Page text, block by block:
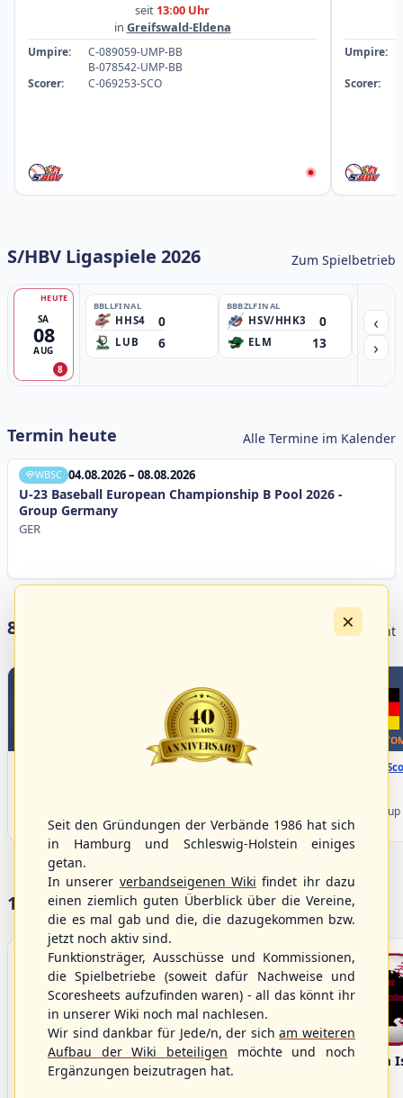
seit 13:00 Uhr
in Greifswald-Eldena
Umpire:
C-089059-UMP-BB
B-078542-UMP-BB
Scorer:
C-069253-SCO
Umpire:
Scorer:
S/HBV Ligaspiele 2026 Zum Spielbetrieb
SA
08
AUG
HEUTE
8
BBLLFINAL
HHS4 0
LUB 6
BBBZLFINAL
HSV/HHK3 0
ELM 13
‹
›
Termin heute Alle Termine im Kalender
WBSC 04.08.2026 – 08.08.2026
U-23 Baseball European Championship B Pool 2026 -
Group Germany
GER
8 Livestreams heute Livestream Übersicht
TOP 5
Box-Score
WBSC Europe
16:00 Uhr Box-
Championship B Pool 2026 - Group
Germany
17 Vereine im S/HBV
Bargenstedt
Beavers
Elmshorn Alligators Fehmarn
×
Seit den Gründungen der Verbände 1986 hat sich
in Hamburg und Schleswig-Holstein einiges
getan.
In unserer verbandseigenen Wiki findet ihr dazu
einen ziemlich guten Überblick über die Vereine,
die es mal gab und die, die dazugekommen bzw.
jetzt noch aktiv sind.
Funktionsträger, Ausschüsse und Kommissionen,
die Spielbetriebe (soweit dafür Nachweise und
Scoresheets aufzufinden waren) - all das könnt ihr
in unserer Wiki noch mal nachlesen.
Wir sind dankbar für Jede/n, der sicham weiteren
Aufbau der Wiki beteiligen möchte und noch
Ergänzungen beizutragen hat.